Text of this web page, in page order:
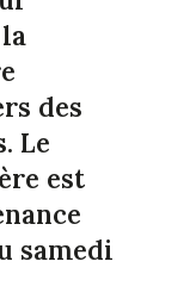
des
Le
est
samedi